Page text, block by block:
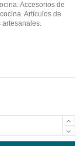
Accesorios de
Artículos de
artesanales.